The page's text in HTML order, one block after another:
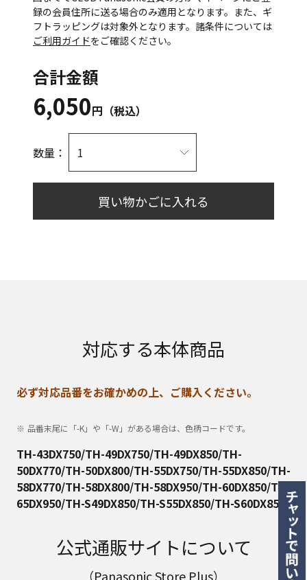
録の会員住所に送る場合のみ適用となります。また、ギ
フトラッピングは対象外となります。諸条件については
ご利用ガイドをご確認ください。
合計金額
6,050円（税込）
数量：
買い物かごに入れる
対応する本体商品
必ず対応品番をお確かめの上、ご購入ください。
品番末尾に「-K」や「-W」がある場合は、色柄コードです。
TH-43DX750/TH-49DX750/TH-49DX850/TH-
50DX770/TH-50DX800/TH-55DX750/TH-55DX850/TH-
58DX770/TH-58DX800/TH-58DX950/TH-60DX850/TH-
65DX950/TH-S49DX850/TH-S55DX850/TH-S60DX850
公式通販サイトについて
（Panasonic Store Plus）